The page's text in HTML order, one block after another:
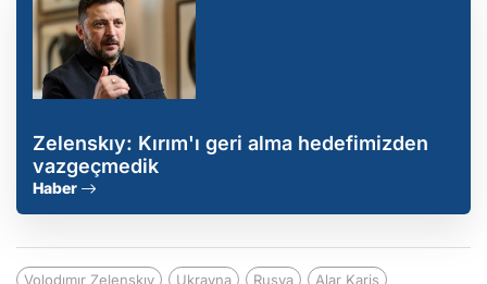
Zelenskıy: Kırım'ı geri alma hedefimizden
vazgeçmedik
Haber
Volodımır Zelenskıy Ukrayna Rusya Alar Karis